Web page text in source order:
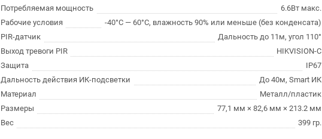
Потребляемая мощность
6.6Вт макс.
Рабочие условия
-40°С — 60°С, влажность 90% или меньше (без конденсата)
PIR-датчик
Дальность до 11м, угол 110°
Выход тревоги PIR
HIKVISION-C
Защита
IP67
Дальность действия ИК-подсветки
До 40м, Smart ИК
Материал
Металл/пластик
Размеры
77,1 мм × 82,6 мм × 213.2 мм
Вес
399 гр.